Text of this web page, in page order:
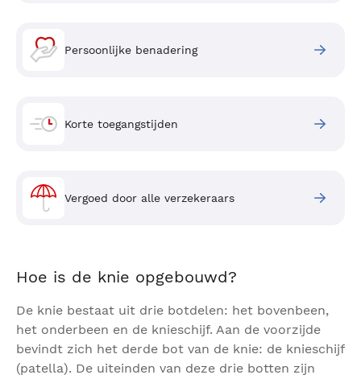
Persoonlijke benadering
Korte toegangstijden
Vergoed door alle verzekeraars
Hoe is de knie opgebouwd?
De knie bestaat uit drie botdelen: het bovenbeen,
het onderbeen en de knieschijf. Aan de voorzijde
bevindt zich het derde bot van de knie: de knieschijf
(patella). De uiteinden van deze drie botten zijn